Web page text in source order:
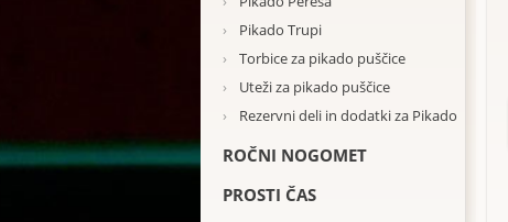
›
Pikado Trupi
›
Torbice za pikado puščice
›
Uteži za pikado puščice
›
Rezervni deli in dodatki za Pikado
ROČNI NOGOMET
PROSTI ČAS